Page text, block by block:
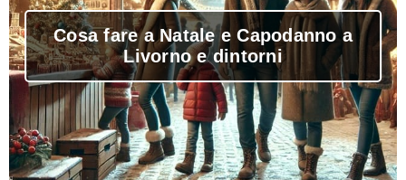
Cosa fare a Natale e Capodanno a
Livorno e dintorni